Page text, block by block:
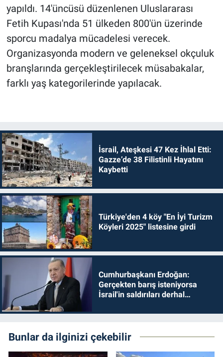
yapıldı. 14'üncüsü düzenlenen Uluslararası
Fetih Kupası'nda 51 ülkeden 800'ün üzerinde
sporcu madalya mücadelesi verecek.
Organizasyonda modern ve geleneksel okçuluk
branşlarında gerçekleştirilecek müsabakalar,
farklı yaş kategorilerinde yapılacak.
İsrail, Ateşkesi 47 Kez İhlal Etti:
Gazze’de 38 Filistinli Hayatını
Kaybetti
Türkiye'den 4 köy "En İyi Turizm
Köyleri 2025" listesine girdi
Cumhurbaşkanı Erdoğan:
Gerçekten barış isteniyorsa
İsrail'in saldırıları derhal
Bunlar da ilginizi çekebilir